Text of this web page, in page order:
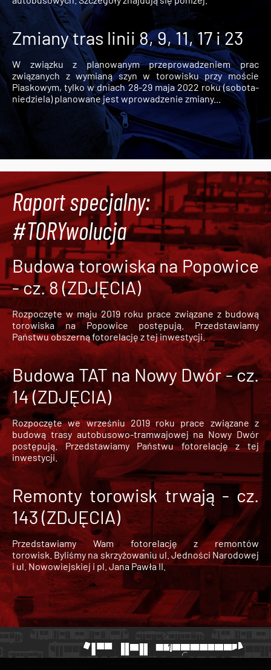
Zmiany tras linii 8, 9, 11, 17 i 23
W związku z planowanym przeprowadzeniem prac
związanych z wymianą szyn w torowisku przy moście
Piaskowym, tylko w dniach 28-29 maja 2022 roku (sobota-
niedziela) planowane jest wprowadzenie zmiany...
Raport specjalny:
#TORYwolucja
Budowa torowiska na Popowice
- cz. 8 (ZDJĘCIA)
Rozpoczęte w maju 2019 roku prace związane z budową
torowiska na Popowice
postępują. Przedstawiamy
Państwu obszerną fotorelację z tej inwestycji.
Budowa TAT na Nowy Dwór - cz.
14 (ZDJĘCIA)
Rozpoczęte we wrześniu 2019 roku prace związane z
budową trasy autobusowo-tramwajowej na Nowy Dwór
postępują. Przedstawiamy Państwu fotorelację z tej
inwestycji.
Remonty torowisk trwają - cz.
143 (ZDJĘCIA)
Przedstawiamy Wam fotorelację z remontów
torowisk. Byliśmy na skrzyżowaniu ul. Jedności Narodowej
i ul. Nowowiejskiej i pl. Jana Pawła II.